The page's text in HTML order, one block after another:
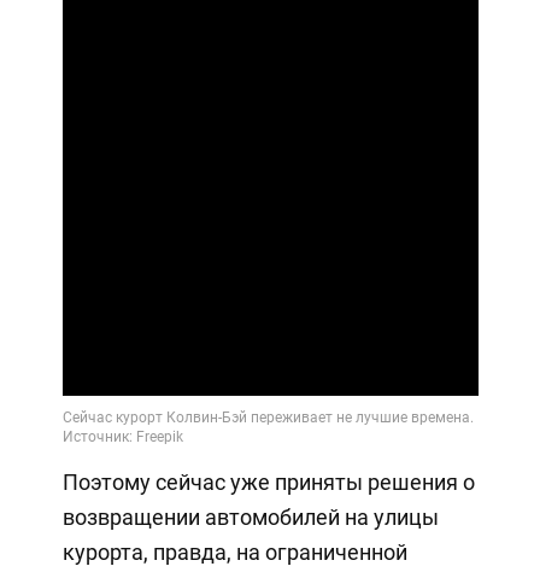
Поэтому сейчас уже приняты решения о
возвращении автомобилей на улицы
курорта, правда, на ограниченной